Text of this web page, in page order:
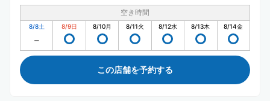
空き時間
8/8土 8/9日 8/10月 8/11火 8/12水 8/13木 8/14金
この店舗を予約する